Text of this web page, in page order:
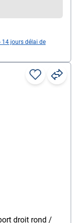
14 jours délai de
droit rond /